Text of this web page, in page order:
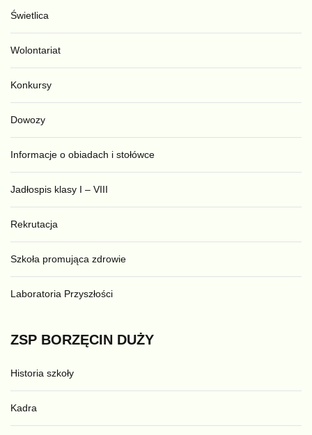
Świetlica
Wolontariat
Konkursy
Dowozy
Informacje o obiadach i stołówce
Jadłospis klasy I – VIII
Rekrutacja
Szkoła promująca zdrowie
Laboratoria Przyszłości
ZSP BORZĘCIN DUŻY
Historia szkoły
Kadra